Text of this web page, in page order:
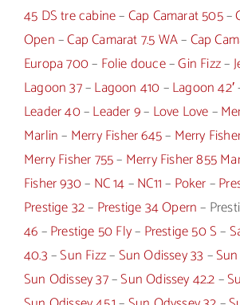
45 DS tre cabine–Cap Camarat 505–
Open–Cap Camarat 7.5 WA–Cap
Europa 700– Folie douce–Gin Fizz–
Lagoon 37–Lagoon 410–Lagoon 42′
Leader 40–Leader 9– Love Love–
Marlin– Merry Fisher 645– Merry
Merry Fisher 755– Merry Fisher 855
Fisher 930– NC 14–NC11– Poker–
Prestige 32– Prestige 34 Opern–
46–Prestige 50 Fly– Prestige 50 S–
40.3–Sun Fizz–Sun Odissey 33 –
Sun Odissey 37–Sun Odissey 42.2–